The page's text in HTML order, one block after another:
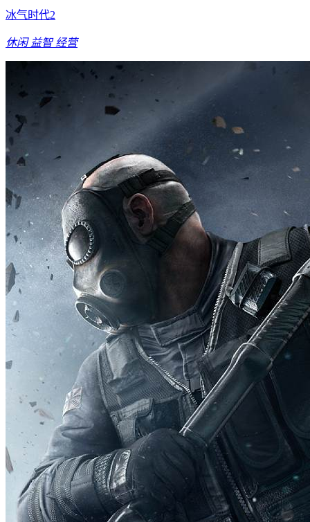
冰气时代2
休闲 益智 经营